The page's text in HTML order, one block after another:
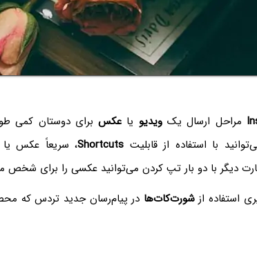
مراحل ارسال یکویدیو یا عکسبرای دوستان کمی
با استفاده از قابلیت Shortcuts، سریعاً عکس
دیگر با دو بار تپ کردن می‌توانید عکسی را برای شخص
استفاده ازشورت‌کات‌ها در پیام‌رسان جدید تردس که